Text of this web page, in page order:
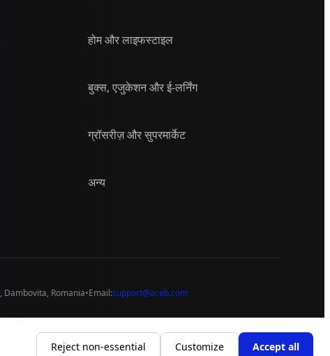
होम और लाइफस्टाइल
बुक्स, एजुकेशन और ई-लर्निंग
ग्रॉसरीज़ और सुपरमार्केट
अन्य
, Dambovita, Romania•Email:support@aceb.com
सेवा की शर्तें रिटर्न नीति कुकी नीति कुकी प्राथमिकताएँ सिस्टम थीम
Reject non-essential Customize Accept all